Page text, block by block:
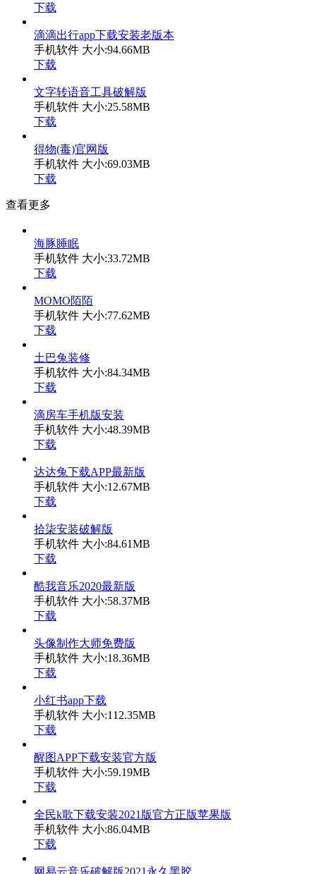
下载
滴滴出行app下载安装老版本
手机软件 大小:94.66MB
下载
文字转语音工具破解版
手机软件 大小:25.58MB
下载
得物(毒)官网版
手机软件 大小:69.03MB
下载
查看更多
海豚睡眠
手机软件 大小:33.72MB
下载
MOMO陌陌
手机软件 大小:77.62MB
下载
土巴兔装修
手机软件 大小:84.34MB
下载
滴房车手机版安装
手机软件 大小:48.39MB
下载
达达兔下载APP最新版
手机软件 大小:12.67MB
下载
拾柒安装破解版
手机软件 大小:84.61MB
下载
酷我音乐2020最新版
手机软件 大小:58.37MB
下载
头像制作大师免费版
手机软件 大小:18.36MB
下载
小红书app下载
手机软件 大小:112.35MB
下载
醒图APP下载安装官方版
手机软件 大小:59.19MB
下载
全民k歌下载安装2021版官方正版苹果版
手机软件 大小:86.04MB
下载
网易云音乐破解版2021永久黑胶